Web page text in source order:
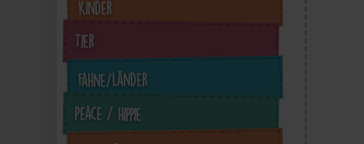
Kinder
Tier
Fahne/Länder
Peace / Hippie